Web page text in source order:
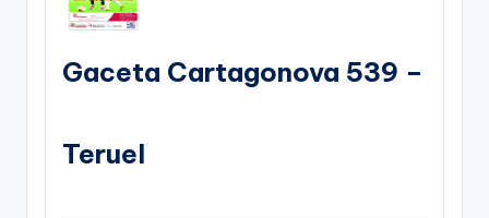
Gaceta Cartagonova 539 –
Teruel